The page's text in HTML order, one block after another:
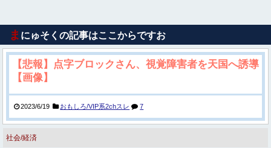
ま にゅそくの記事はここからですお
【悲報】点字ブロックさん、視覚障害者を天国へ誘導
【画像】
2023/6/19 おもしろ/VIP系2chスレ 7
社会/経済